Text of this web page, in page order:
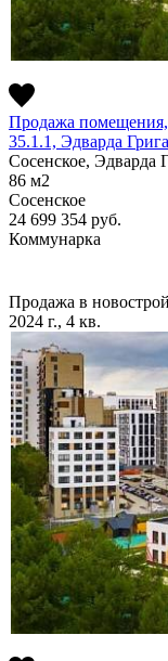
Продажа
35.1.1, Эдварда
Сосенское, Эдварда
86 м2
Сосенское
24 699 354 руб.
Коммунарка
Продажа в
2024 г., 4 кв.